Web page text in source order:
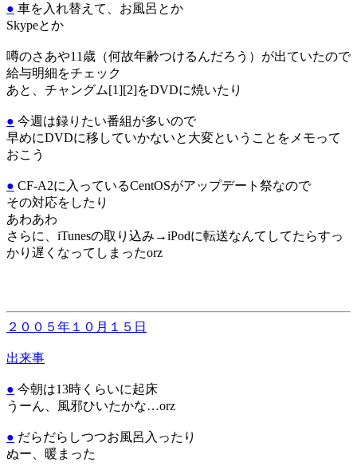
● 車を入れ替えて、お風呂とか
Skypeとか
噂のさあや11歳（何故年齢つけるんだろう）が出ていたので
給与明細をチェック
あと、チャングム[1][2]をDVDに焼いたり
● 今週は録りたい番組が多いので
早めにDVDに移していかないと大変ということをメモって
おこう
● CF-A2に入っているCentOSがアップデート祭なので
その対応をしたり
あわあわ
さらに、iTunesの取り込み→iPodに転送なんてしてたらすっ
かり遅くなってしまったorz
２００５年１０月１５日
出来事
● 今朝は13時くらいに起床
うーん、風邪ひいたかな…orz
● だらだらしつつお風呂入ったり
ぬー、暖まった